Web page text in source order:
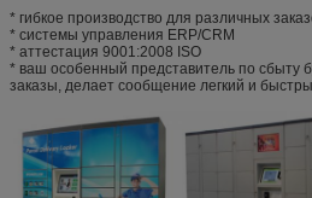
* гибкое производство для различных
* системы управления ERP/CRM
* аттестация 9001:2008 ISO
* ваш особенный представитель по сбыту
заказы, делает сообщение легкий и